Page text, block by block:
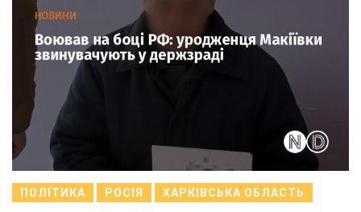
ПОЛІТИКА РОСІЯ ХАРКІВСЬКА ОБЛАСТЬ